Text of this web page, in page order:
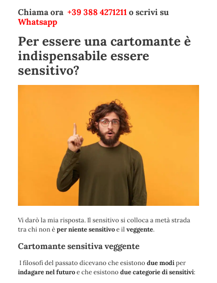
Chiama ora +39 388 4271211o scrivi su
Whatsapp
Per essere una cartomante è
indispensabile essere
sensitivo?
Vi darò la mia risposta. Il sensitivo si colloca a metà strada
tra chi non èper niente sensitivoe il veggente.
Cartomante sensitiva veggente
I filosofi del passato dicevano che esistono due modiper
indagare nel futuroe che esistono due categorie di sensitivi: